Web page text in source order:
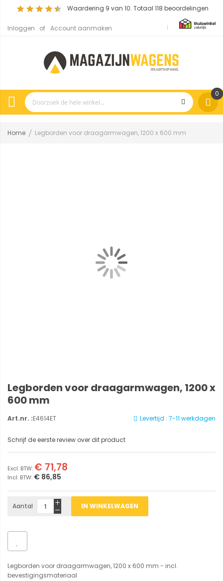
Waardering 9 van 10. Totaal 118 beoordelingen
Inloggen Account aanmaken
0
Home Legborden voor draagarmwagen, 1200 x 600 mm
Legborden voor draagarmwagen, 1200 x
600 mm
Levertijd : 7-11 werkdagen
Art.nr. :E4614ET
Schrijf de eerste review over dit product
€ 86,85
€ 71,78
Aantal IN WINKELWAGEN
Legborden voor draagarmwagen, 1200 x 600 mm - incl.
bevestigingsmateriaal